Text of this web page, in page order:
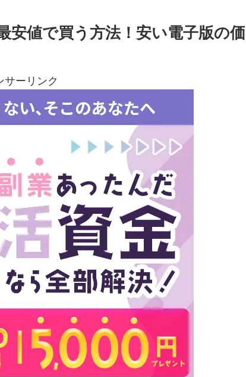
安値で買う方法！安い電子版の価
サーリンク